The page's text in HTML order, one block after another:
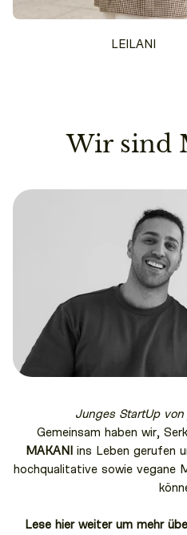
LEILANI
Wir sind
Junges StartUp
Gemeinsam haben wir,
MAKANI
ins Leben gerufen
hochqualitative sowie vegane
Lese hier weiter um mehr